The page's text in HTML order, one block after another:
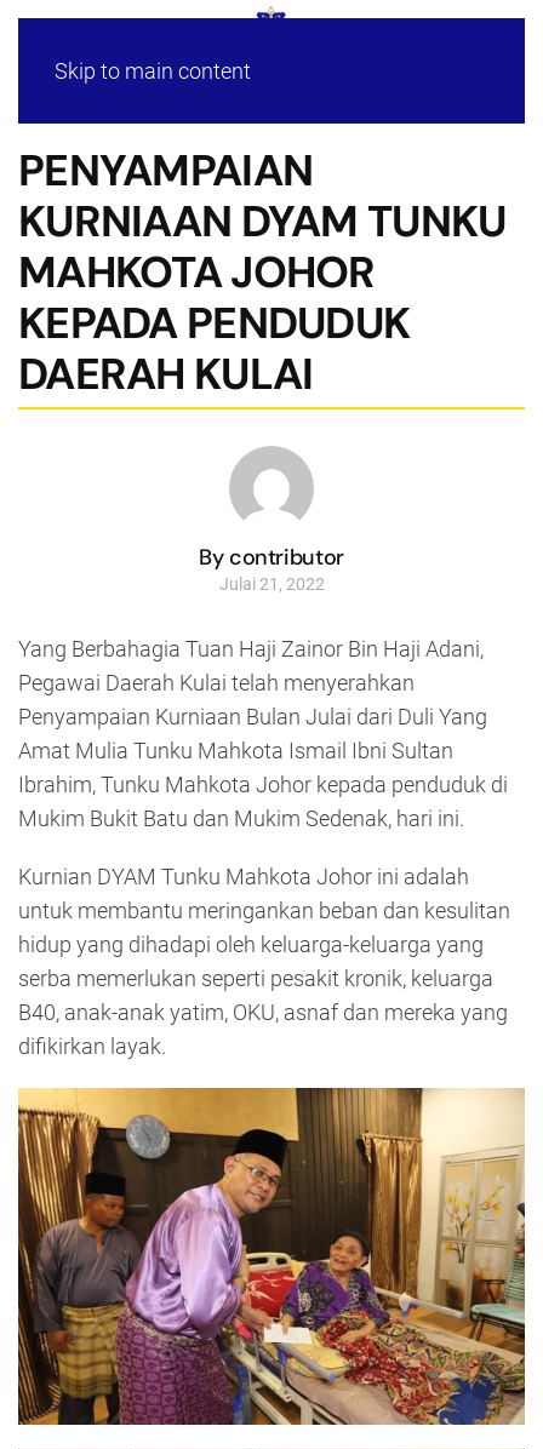
Skip to main content
PENYAMPAIAN
KURNIAAN DYAM TUNKU
MAHKOTA JOHOR
KEPADA PENDUDUK
DAERAH KULAI
By contributor
Julai 21, 2022
Yang Berbahagia Tuan Haji Zainor Bin Haji Adani,
Pegawai Daerah Kulai telah menyerahkan
Penyampaian Kurniaan Bulan Julai dari Duli Yang
Amat Mulia Tunku Mahkota Ismail Ibni Sultan
Ibrahim, Tunku Mahkota Johor kepada penduduk di
Mukim Bukit Batu dan Mukim Sedenak, hari ini.
Kurnian DYAM Tunku Mahkota Johor ini adalah
untuk membantu meringankan beban dan kesulitan
hidup yang dihadapi oleh keluarga-keluarga yang
serba memerlukan seperti pesakit kronik, keluarga
B40, anak-anak yatim, OKU, asnaf dan mereka yang
difikirkan layak.